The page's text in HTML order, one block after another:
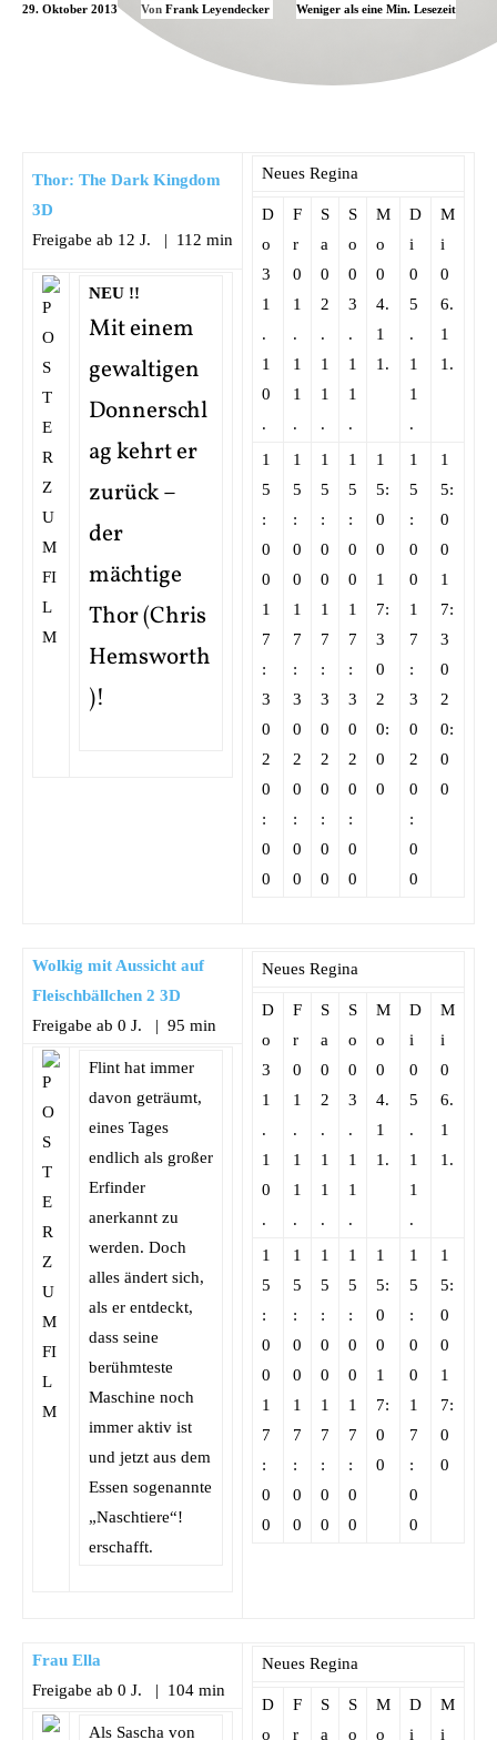
29. Oktober 2013 Von Frank Leyendecker Weniger als eine Min. Lesezeit
Thor: The Dark Kingdom
3D
Freigabe ab 12 J. | 112 min
Neues Regina
D
o
3
1
.
1
0
.
F
r
0
1
.
1
1
.
S
a
0
2
.
1
1
.
S
o
0
3
.
1
1
.
M
o
0
4.
1
1.
D
i
0
5
.
1
1
.
M
i
0
6.
1
1.
1
5
:
0
0
1
7
:
3
0
2
0
:
0
0
1
5
:
0
0
1
7
:
3
0
2
0
:
0
0
1
5
:
0
0
1
7
:
3
0
2
0
:
0
0
1
5
:
0
0
1
7
:
3
0
2
0
:
0
0
1
5:
0
0
1
7:
3
0
2
0:
0
0
1
5
:
0
0
1
7
:
3
0
2
0
:
0
0
1
5:
0
0
1
7:
3
0
2
0:
0
0
NEU !!
Mit einem
gewaltigen
Donnerschl
ag kehrt er
zurück –
der
mächtige
Thor (Chris
Hemsworth
)!
Wolkig mit Aussicht auf
Fleischbällchen 2 3D
Freigabe ab 0 J. | 95 min
Neues Regina
D
o
3
1
.
1
0
.
F
r
0
1
.
1
1
.
S
a
0
2
.
1
1
.
S
o
0
3
.
1
1
.
M
o
0
4.
1
1.
D
i
0
5
.
1
1
.
M
i
0
6.
1
1.
1
5
:
0
0
1
7
:
0
0
1
5
:
0
0
1
7
:
0
0
1
5
:
0
0
1
7
:
0
0
1
5
:
0
0
1
7
:
0
0
1
5:
0
0
1
7:
0
0
1
5
:
0
0
1
7
:
0
0
1
5:
0
0
1
7:
0
0
Flint hat immer
davon geträumt,
eines Tages
endlich als großer
Erfinder
anerkannt zu
werden. Doch
alles ändert sich,
als er entdeckt,
dass seine
berühmteste
Maschine noch
immer aktiv ist
und jetzt aus dem
Essen sogenannte
„Naschtiere“!
erschafft.
Frau Ella
Freigabe ab 0 J. | 104 min
Neues Regina
D
o
F
r
S
a
S
o
M
o
D
i
M
i
Als Sascha von